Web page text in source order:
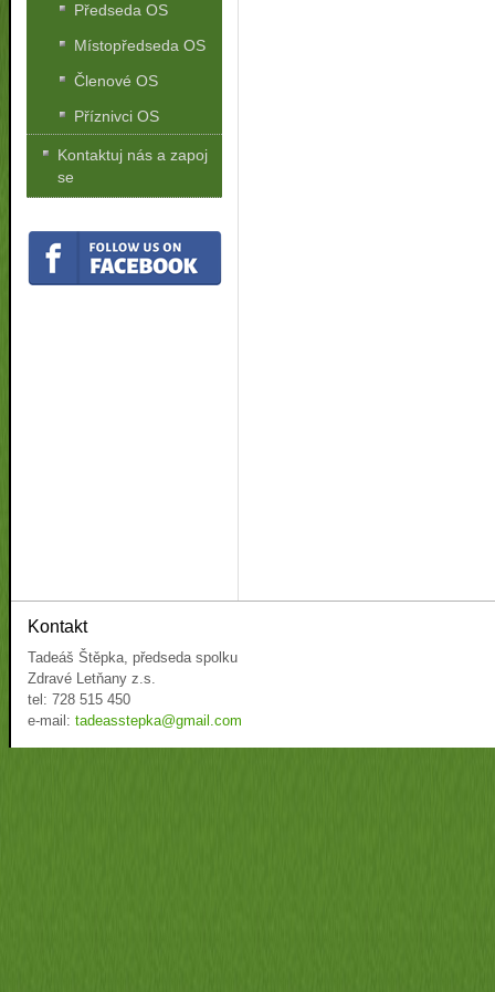
Předseda OS
Místopředseda OS
Členové OS
Příznivci OS
Kontaktuj nás a zapoj
se
Kontakt
Tadeáš Štěpka, předseda spolku
Zdravé Letňany z.s.
tel: 728 515 450
e-mail: tadeasstepka@gmail.com